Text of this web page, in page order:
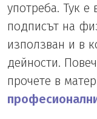
употреба. Тук
подписът на
използван и в
дейности.
прочете в